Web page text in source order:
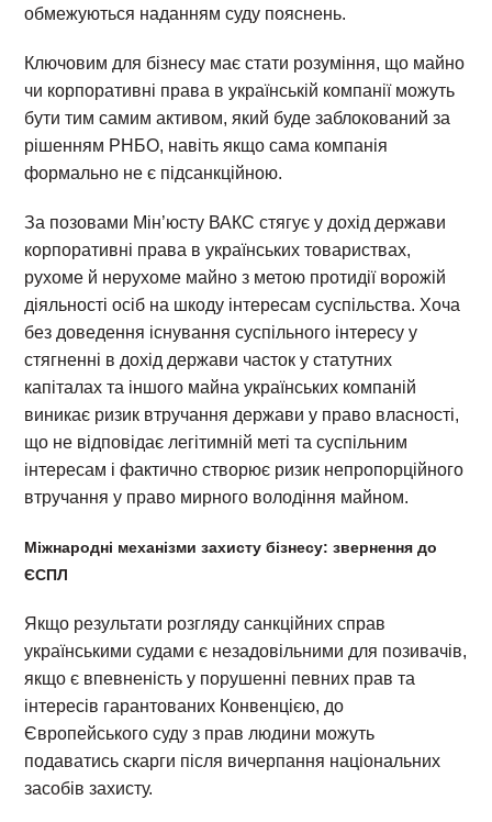
обмежуються наданням суду пояснень.
Ключовим для бізнесу має стати розуміння, що майно
чи корпоративні права в українській компанії можуть
бути тим самим активом, який буде заблокований за
рішенням РНБО, навіть якщо сама компанія
формально не є підсанкційною.
За позовами Мін’юсту ВАКС стягує у дохід держави
корпоративні права в українських товариствах,
рухоме й нерухоме майно з метою протидії ворожій
діяльності осіб на шкоду інтересам суспільства. Хоча
без доведення існування суспільного інтересу у
стягненні в дохід держави часток у статутних
капіталах та іншого майна українських компаній
виникає ризик втручання держави у право власності,
що не відповідає легітимній меті та суспільним
інтересам і фактично створює ризик непропорційного
втручання у право мирного володіння майном.
Міжнародні механізми захисту бізнесу: звернення до
ЄСПЛ
Якщо результати розгляду санкційних справ
українськими судами є незадовільними для позивачів,
якщо є впевненість у порушенні певних прав та
інтересів гарантованих Конвенцією, до
Європейського суду з прав людини можуть
подаватись скарги після вичерпання національних
засобів захисту.